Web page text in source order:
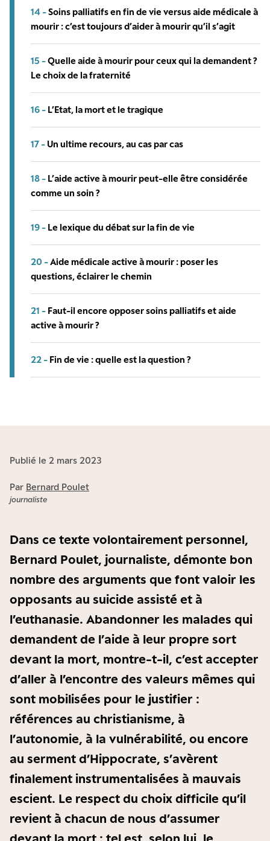
14 -Soins palliatifs en fin de vie versus aide médicale à
mourir : c’est toujours d’aider à mourir qu’il s’agit
15 -Quelle aide à mourir pour ceux qui la demandent ?
Le choix de la fraternité
16 - L’Etat, la mort et le tragique
17 - Un ultime recours, au cas par cas
18 - L’aide active à mourir peut-elle être considérée
comme un soin ?
19 - Le lexique du débat sur la fin de vie
20 -Aide médicale active à mourir : poser les
questions, éclairer le chemin
21 - Faut-il encore opposer soins palliatifs et aide
active à mourir ?
22 - Fin de vie : quelle est la question ?
Publié le 2 mars 2023
Par Bernard Poulet
journaliste
Dans ce texte volontairement personnel,
Bernard Poulet, journaliste, démonte bon
nombre des arguments que font valoir les
opposants au suicide assisté et à
l’euthanasie. Abandonner les malades qui
demandent de l’aide à leur propre sort
devant la mort, montre-t-il, c’est accepter
d’aller à l’encontre des valeurs mêmes qui
sont mobilisées pour le justifier :
références au christianisme, à
l’autonomie, à la vulnérabilité, ou encore
au serment d’Hippocrate, s’avèrent
finalement instrumentalisées à mauvais
escient. Le respect du choix difficile qu’il
revient à chacun de nous d’assumer